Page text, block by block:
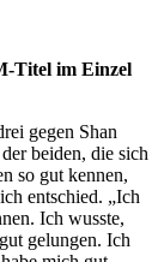
Titel im Einzel
gegen Shan
beiden, die sich
so gut kennen,
entschied. „Ich
Ich wusste,
gelungen. Ich